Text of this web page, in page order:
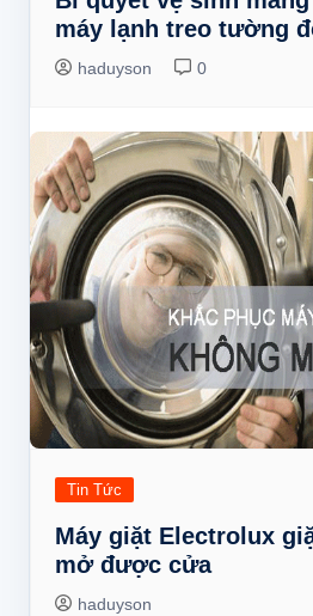
máy lạnh treo tường
haduyson 0
Tin Tức
Máy giặt Electrolux
mở được cửa
haduyson